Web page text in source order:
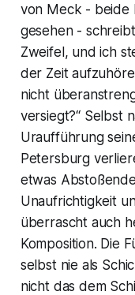
von Meck - beide
gesehen -
Zweifel, und ich
der Zeit
nicht
versiegt?“ Selbst
Uraufführung
Petersburg
etwas
Unaufrichtigkeit
überrascht auch
Komposition. Die
selbst nie als
nicht dasdem